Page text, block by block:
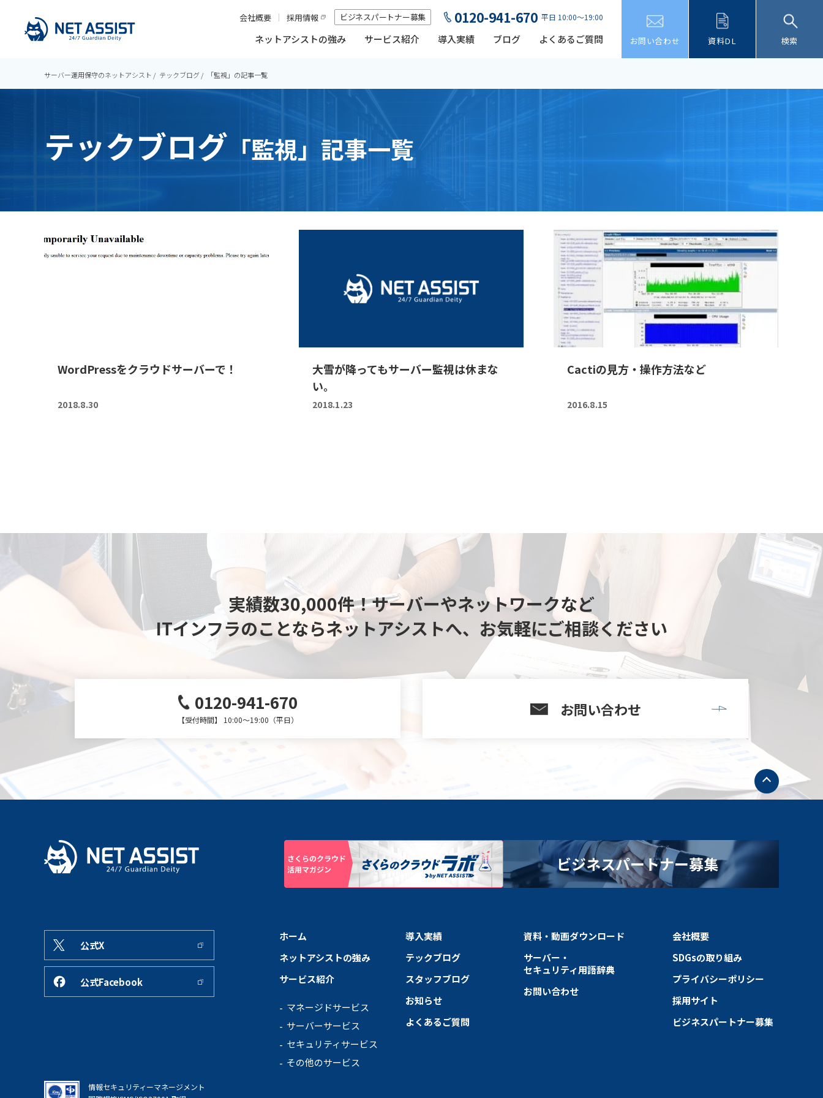
ネットアシストの強み サービス紹介 導入実績 ブログ よくあるご質問
会社概要 採用情報 ビジネスパートナー募集 0120-941-670 平日 10:00～19:00
お問い合わせ 資料DL 検索
サーバー運用保守のネットアシスト テックブログ 「監視」の記事一覧
テックブログ 「監視」記事一覧
WordPressをクラウドサーバーで！
2018.8.30
大雪が降ってもサーバー監視は休まな
い。
2018.1.23
Cactiの見方・操作方法など
2016.8.15
実績数30,000件！サーバーやネットワークなど
ITインフラのことならネットアシストへ、 お気軽にご相談ください
0120-941-670
【受付時間】 10:00～19:00（平日）
お問い合わせ
ト
ッ
プ
へ
ホーム
ネットアシストの強み
サービス紹介
マネージドサービス
サーバーサービス
セキュリティサービス
その他のサービス
導入実績
テックブログ
スタッフブログ
お知らせ
よくあるご質問
資料・動画ダウンロード
サーバー・
セキュリティ用語辞典
お問い合わせ
会社概要
SDGsの取り組み
プライバシーポリシー
採用サイト
ビジネスパートナー募集
ビジネスパートナー募集
公式X
公式Facebook
情報セキュリティーマネージメント